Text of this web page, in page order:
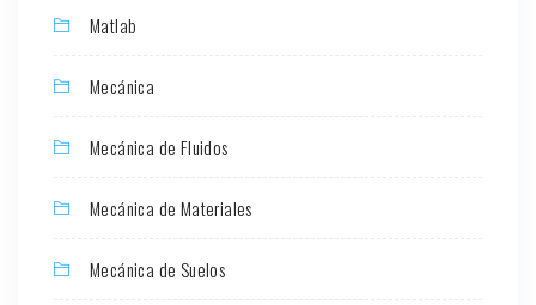
Matlab
Mecánica
Mecánica de Fluidos
Mecánica de Materiales
Mecánica de Suelos